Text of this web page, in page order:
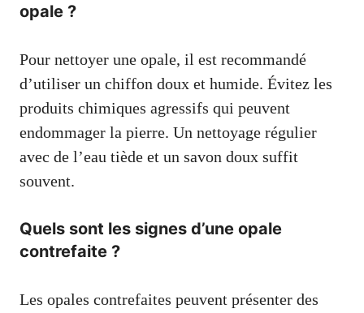
opale ?
Pour nettoyer une opale, il est recommandé
d’utiliser un chiffon doux et humide. Évitez les
produits chimiques agressifs qui peuvent
endommager la pierre. Un nettoyage régulier
avec de l’eau tiède et un savon doux suffit
souvent.
Quels sont les signes d’une opale
contrefaite ?
Les opales contrefaites peuvent présenter des